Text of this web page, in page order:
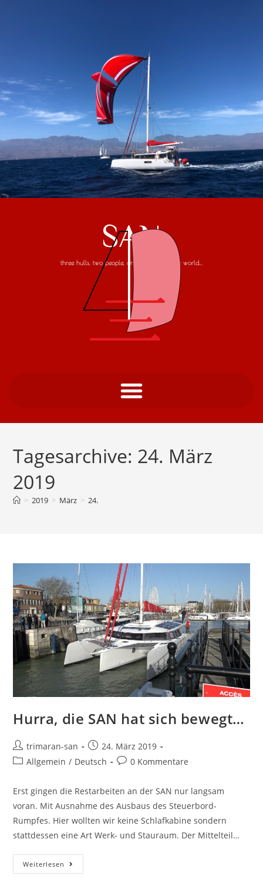
SAN
three hulls, two people, one trip around the world...
Tagesarchive: 24. März
2019
> 2019 > März > 24.
Hurra, die SAN hat sich bewegt…
trimaran-san
24. März 2019
Allgemein / Deutsch 0 Kommentare
Erst gingen die Restarbeiten an der SAN nur langsam
voran. Mit Ausnahme des Ausbaus des Steuerbord-
Rumpfes. Hier wollten wir keine Schlafkabine sondern
stattdessen eine Art Werk- und Stauraum. Der Mittelteil…
Weiterlesen